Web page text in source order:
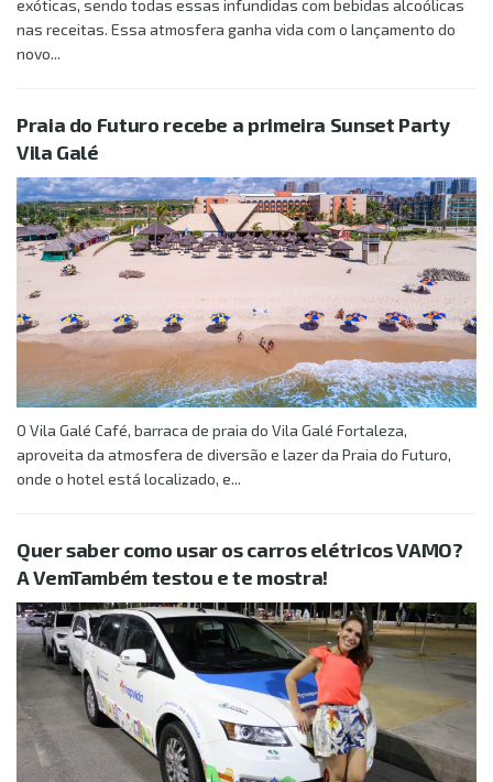
exóticas, sendo todas essas infundidas com bebidas alcoólicas
nas receitas. Essa atmosfera ganha vida com o lançamento do
novo...
Praia do Futuro recebe a primeira Sunset Party
Vila Galé
O Vila Galé Café, barraca de praia do Vila Galé Fortaleza,
aproveita da atmosfera de diversão e lazer da Praia do Futuro,
onde o hotel está localizado, e...
Quer saber como usar os carros elétricos VAMO?
A VemTambém testou e te mostra!